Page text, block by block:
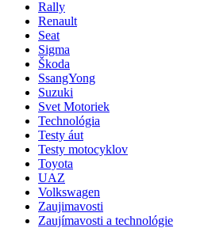
Rally
Renault
Seat
Sigma
Škoda
SsangYong
Suzuki
Svet Motoriek
Technológia
Testy áut
Testy motocyklov
Toyota
UAZ
Volkswagen
Zaujimavosti
Zaujímavosti a technológie